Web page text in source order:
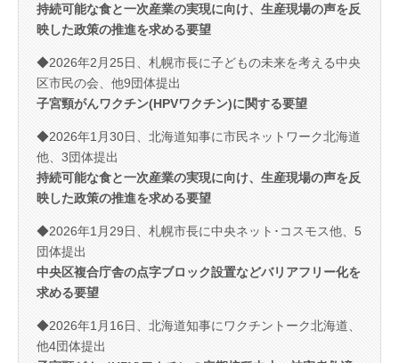
持続可能な食と一次産業の実現に向け、生産現場の声を反
映した政策の推進を求める要望
◆2026年2月25日、札幌市長に子どもの未来を考える中央
区市民の会、他9団体提出
子宮頸がんワクチン(HPVワクチン)に関する要望
◆2026年1月30日、北海道知事に市民ネットワーク北海道
他、3団体提出
持続可能な食と一次産業の実現に向け、生産現場の声を反
映した政策の推進を求める要望
◆2026年1月29日、札幌市長に中央ネット･コスモス他、5
団体提出
中央区複合庁舎の点字ブロック設置などバリアフリー化を
求める要望
◆2026年1月16日、北海道知事にワクチントーク北海道、
他4団体提出